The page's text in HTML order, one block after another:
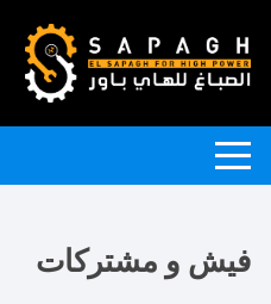
إلى
المحتوى
فيش و مشتركات